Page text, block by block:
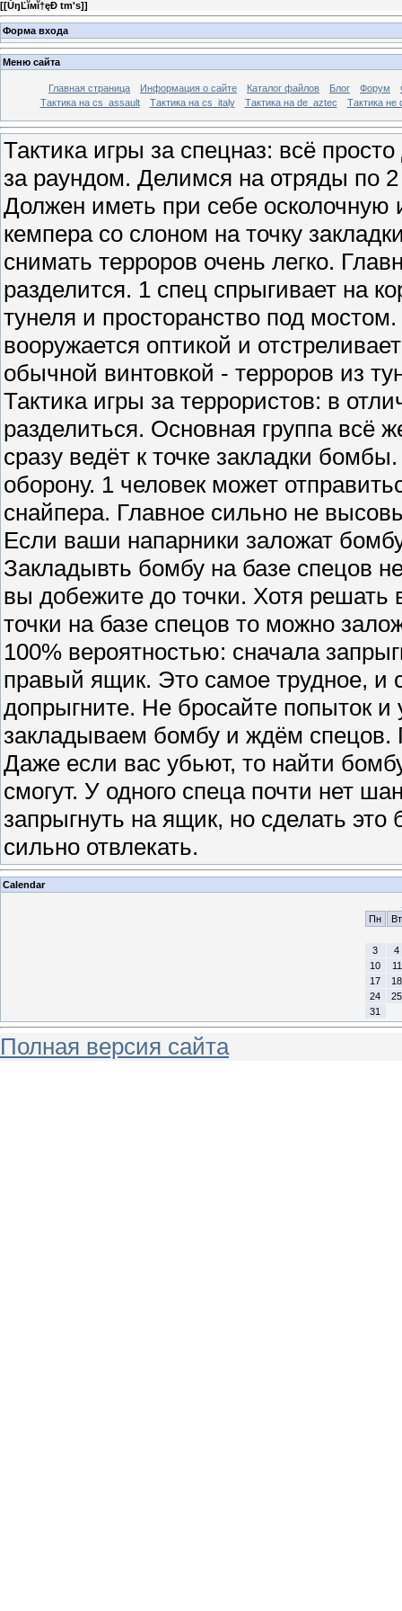
[[ŮŋĽĭмĭ†ęÐ tm's]]
Форма входа
Меню сайта
Главная страница Информация о сайте Каталог файлов Блог Форум
Тактика на сs_assault
Тактика на cs_italy Тактика на de_aztec Тактика не
Тактика игры за спецназ: всё
за раундом. Делимся на отряды по
Должен иметь при себе осколочную
кемпера со слоном на точку
снимать терроров очень легко.
разделится. 1 спец спрыгивает на
тунеля и просторанство под
вооружается оптикой и
обычной винтовкой - терроров из
Тактика игры за террористов: в
разделиться. Основная группа всё
сразу ведёт к точке закладки
оборону. 1 человек может
снайпера. Главное сильно не
Если ваши напарники заложат
Закладывть бомбу на базе спецов
вы добежите до точки. Хотя
точки на базе спецов то можно
100% вероятностью: сначала
правый ящик. Это самое трудное, и
допрыгните. Не бросайте попыток
закладываем бомбу и ждём спецов.
Даже если вас убьют, то найти
смогут. У одного спеца почти нет
запрыгнуть на ящик, но сделать это
сильно отвлекать.
Calendar
Пн
Вт
3
4
10
11
17
18
24
25
31
Полная версия сайта